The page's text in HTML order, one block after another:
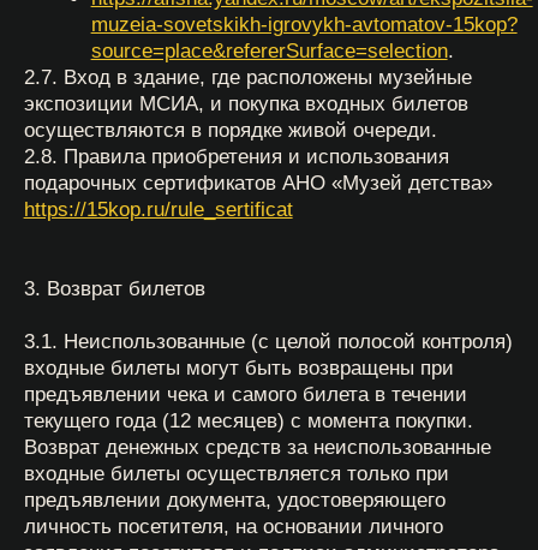
(администраторам) входные билеты на право
посещения экспозиционных и выставочных залов
МСИА. Входной билет после прохода посетителем
билетного контроля считается использованным
и возврату не подлежит;
5.2. Бережно относиться к экспонатам
и оборудованию МСИА — соблюдать чистоту
и общественный порядок.
5.3. Не бегать, не садиться и не вставать
на предметы из музейных коллекций или другие
экспонаты, не оставлять на них личные вещи. МСИА
неиспользованные монеты сотруднику МСИА.
Монеты являются собственностью МСИА, выдаются
прохождении билетного контроля (при условии
приобретения входного билета в кассах МСИА или
на сайте МСИА).
5.5. Покинуть территорию МСИА ко времени его
закрытия в соответствии с режимом работы МСИА
или согласно решению администрации в связи
с проведением специальных мероприятий, о чем
посетитель уведомляется заблаговременно.
6. Посетителям МСИА запрещается: